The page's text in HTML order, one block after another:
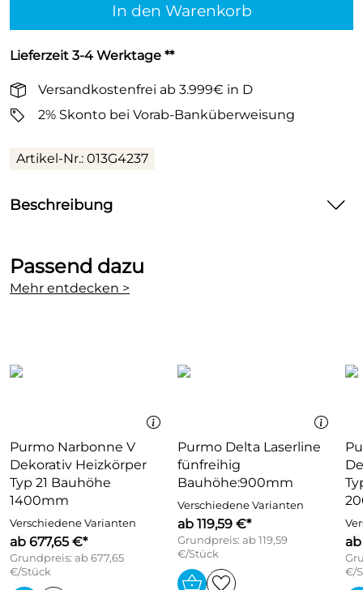
In den Warenkorb
Lieferzeit 3-4 Werktage **
Versandkostenfrei ab 3.999€ in D
2% Skonto bei Vorab-Banküberweisung
Artikel-Nr.: 013G4237
Beschreibung
Ventilgehäuse RA-NCX mit Voreinstellung, für
Technische Daten:
Gemäß DIN EN 215 CEN
optische Einstellkontrolle,
Gehäuse aus Messing MS 58,
O-Ring-Stopfbuchse ohne Anlagenentleerung
auswechselbar,
Bauschutzkappe mit roter Stellschraube
max. Betriebsdruck: 10 bar
max. Differenzdruck: 0,6 bar
Passend dazu
Mehr entdecken >
Purmo Narbonne V
Dekorativ Heizkörper
Typ 21 Bauhöhe
1400mm
Verschiedene Varianten
ab 677,65 €*
Grundpreis: ab 677,65
€/Stück
Purmo Delta Laserline
fünfreihig
Bauhöhe:900mm
Verschiedene Varianten
ab 119,59 €*
Grundpreis: ab 119,59
€/Stück
€/